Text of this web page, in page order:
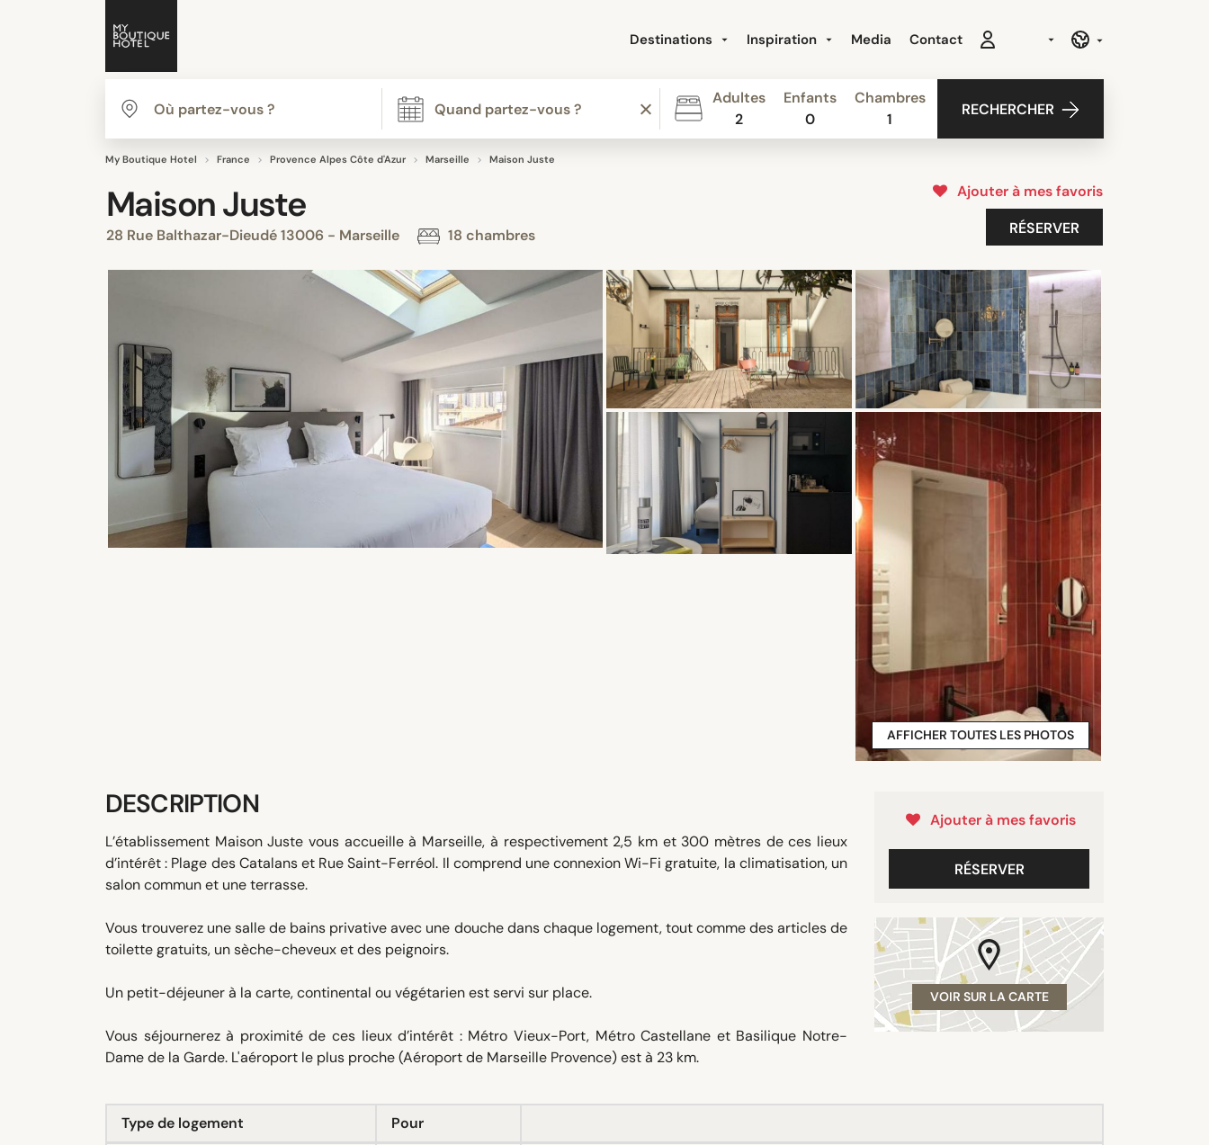
Destinations Inspiration Media Contact
Adultes
2
Enfants
0
Chambres
1
RECHERCHER
My Boutique Hotel France Provence Alpes Côte d'Azur Marseille Maison Juste
Maison Juste
28 Rue Balthazar-Dieudé 13006 - Marseille 18 chambres
Ajouter à mes favoris
RÉSERVER
AFFICHER TOUTES LES PHOTOS
Ajouter à mes favoris
RÉSERVER
VOIR SUR LA CARTE
DESCRIPTION
L’établissement Maison Juste vous accueille à Marseille, à respectivement 2,5 km et 300 mètres de ces lieux
d’intérêt : Plage des Catalans et Rue Saint-Ferréol. Il comprend une connexion Wi-Fi gratuite, la climatisation, un
salon commun et une terrasse.
Vous trouverez une salle de bains privative avec une douche dans chaque logement, tout comme des articles de
toilette gratuits, un sèche-cheveux et des peignoirs.
Un petit-déjeuner à la carte, continental ou végétarien est servi sur place.
Vous séjournerez à proximité de ces lieux d’intérêt : Métro Vieux-Port, Métro Castellane et Basilique Notre-
Dame de la Garde. L'aéroport le plus proche (Aéroport de Marseille Provence) est à 23 km.
Type de logement Pour